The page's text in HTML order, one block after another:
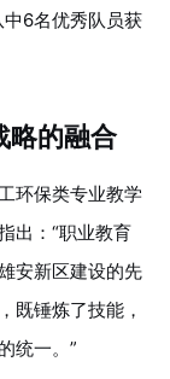
6名优秀队员获
略的融合
环保类专业教学
出：“职业教育
安新区建设的先
既锤炼了技能，
统一。”